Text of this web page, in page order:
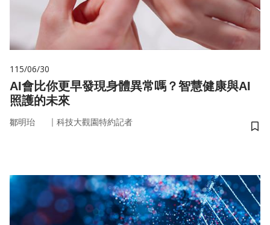
115/06/30
AI會比你更早發現身體異常嗎？智慧健康與AI
照護的未來
鄒明珆 ｜ 科技大觀園特約記者
儲